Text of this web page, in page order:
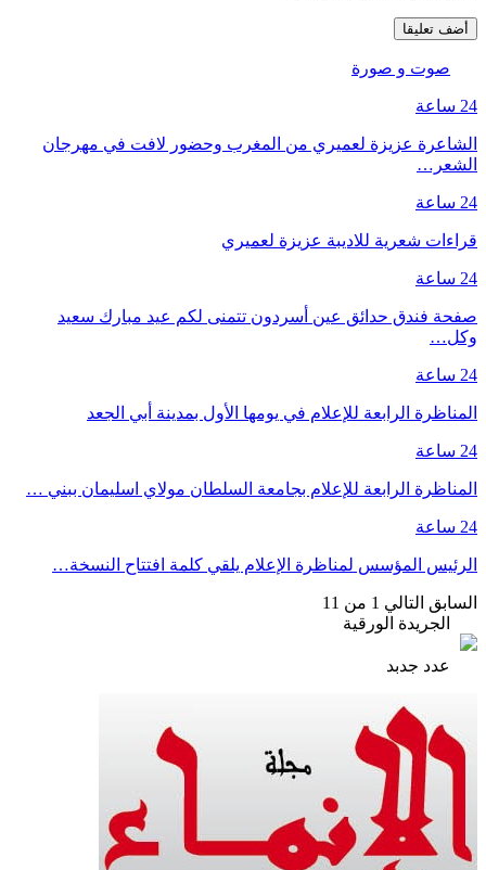
صوت و صورة
24 ساعة
الشاعرة عزيزة لعميري من المغرب وحضور لافت في مهرجان
الشعر…
24 ساعة
قراءات شعرية للاديبة عزيزة لعميري
24 ساعة
صفحة فندق حدائق عين أسردون تتمنى لكم عيد مبارك سعيد
وكل…
24 ساعة
المناظرة الرابعة للإعلام في يومها الأول بمدينة أبي الجعد
24 ساعة
المناظرة الرابعة للإعلام بجامعة السلطان مولاي اسليمان ببني …
24 ساعة
الرئيس المؤسس لمناظرة الإعلام يلقي كلمة افتتاح النسخة…
السابق التالي 1 من 11
الجريدة الورقية
عدد جدبد